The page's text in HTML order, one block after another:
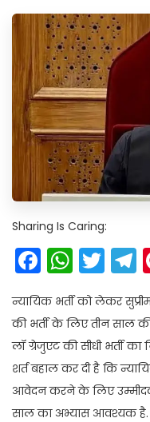
Sharing Is Caring:
न्यायिक भर्ती को लेकर
की भर्ती के लिए तीन साल
लॉ ग्रेजुएट की सीधी भर्ती का
शर्त बहाल कर दी है कि
आवेदन करने के लिए
साल का अभ्यास आवश्यक है.